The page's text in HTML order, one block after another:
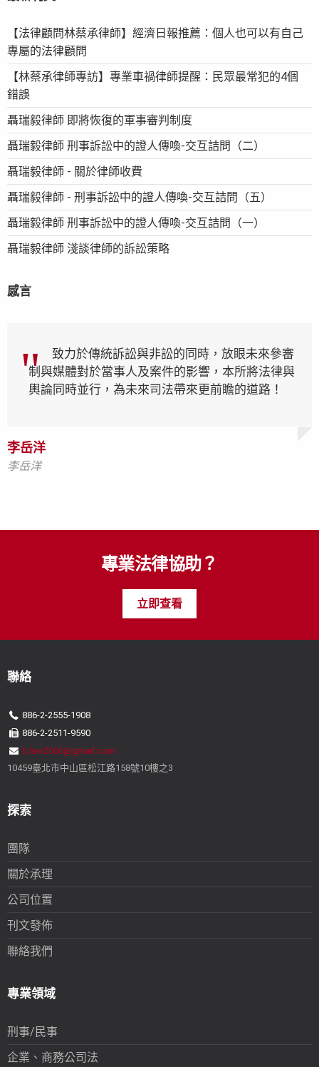
【法律顧問林蔡承律師】經濟日報推薦：個人也可以有自己
專屬的法律顧問
【林蔡承律師專訪】專業車禍律師提醒：民眾最常犯的4個
錯誤
聶瑞毅律師 即將恢復的軍事審判制度
聶瑞毅律師 刑事訴訟中的證人傳喚-交互詰問（二）
聶瑞毅律師 - 關於律師收費
聶瑞毅律師 - 刑事訴訟中的證人傳喚-交互詰問（五）
聶瑞毅律師 刑事訴訟中的證人傳喚-交互詰問（一）
聶瑞毅律師 淺談律師的訴訟策略
感言
李岳洋
李岳洋
李岳洋
李岳洋
致力於傳統訴訟與非訟的同時，放眼未來參審
制與媒體對於當事人及案件的影響，本所將法律與
輿論同時並行，為未來司法帶來更前瞻的道路！
李岳洋
李岳洋
專業法律協助？
立即查看
聯絡
886-2-2555-1908
886-2-2511-9590
lclaw2006@gmail.com
10459臺北市中山區松江路158號10樓之3
探索
團隊
關於承理
公司位置
刊文發佈
聯絡我們
專業領域
刑事/民事
企業、商務公司法